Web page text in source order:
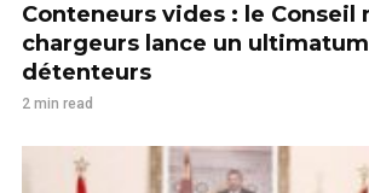
Conteneurs vides : le Conseil
chargeurs lance un
détenteurs
2 min read